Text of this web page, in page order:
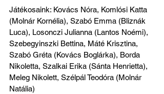
Játékosaink: Kovács Nóra, Komlósi Katta
(Molnár Kornélia), Szabó Emma (Bliznák
Luca), Losonczi Julianna (Lantos Noémi),
Szebegyinszki Bettina, Máté Krisztina,
Szabó Gréta (Kovács Boglárka), Borda
Nikoletta, Szalkai Erika (Sánta Henrietta),
Meleg Nikolett, Szélpál Teodóra (Molnár
Natália)